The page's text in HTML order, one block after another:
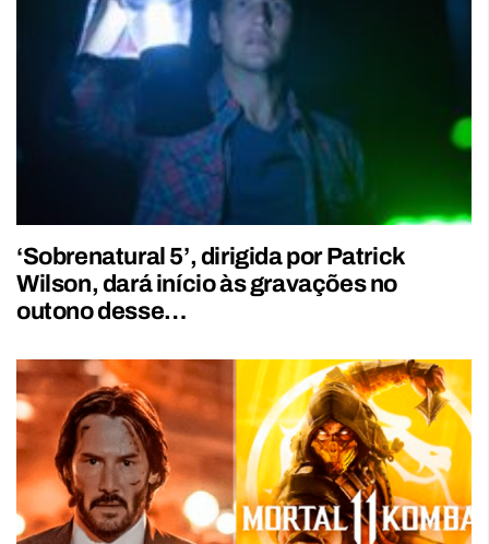
‘Sobrenatural 5’, dirigida por Patrick
Wilson, dará início às gravações no
outono desse…